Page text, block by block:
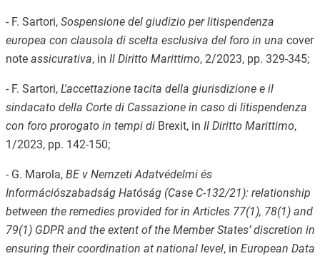
- F. Sartori, Sospensione del giudizio per litispendenza
europea con clausola di scelta esclusiva del foro in una cover
noteassicurativa, in Il Diritto Marittimo, 2/2023, pp. 329-345;
- F. Sartori, L'accettazione tacita della giurisdizione e il
sindacato della Corte di Cassazione in caso di litispendenza
con foro prorogato in tempi di Brexit, in Il Diritto Marittimo,
1/2023, pp. 142-150;
- G. Marola, BE v Nemzeti Adatvédelmi és
Információszabadság Hatóság (Case C-132/21): relationship
between the remedies provided for in Articles 77(1), 78(1) and
79(1) GDPR and the extent of the Member States’ discretion in
ensuring their coordination at national level, in European Data